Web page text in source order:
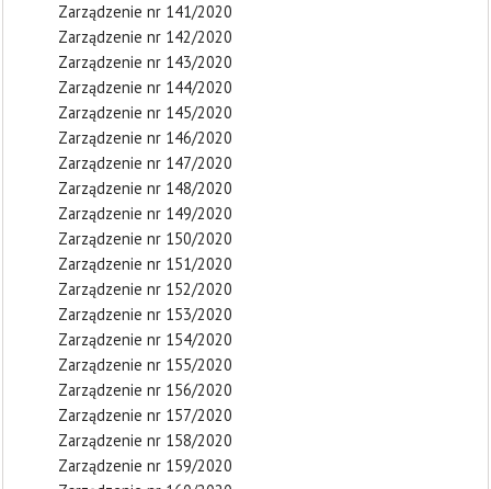
Zarządzenie nr 141/2020
Zarządzenie nr 142/2020
Zarządzenie nr 143/2020
Zarządzenie nr 144/2020
Zarządzenie nr 145/2020
Zarządzenie nr 146/2020
Zarządzenie nr 147/2020
Zarządzenie nr 148/2020
Zarządzenie nr 149/2020
Zarządzenie nr 150/2020
Zarządzenie nr 151/2020
Zarządzenie nr 152/2020
Zarządzenie nr 153/2020
Zarządzenie nr 154/2020
Zarządzenie nr 155/2020
Zarządzenie nr 156/2020
Zarządzenie nr 157/2020
Zarządzenie nr 158/2020
Zarządzenie nr 159/2020